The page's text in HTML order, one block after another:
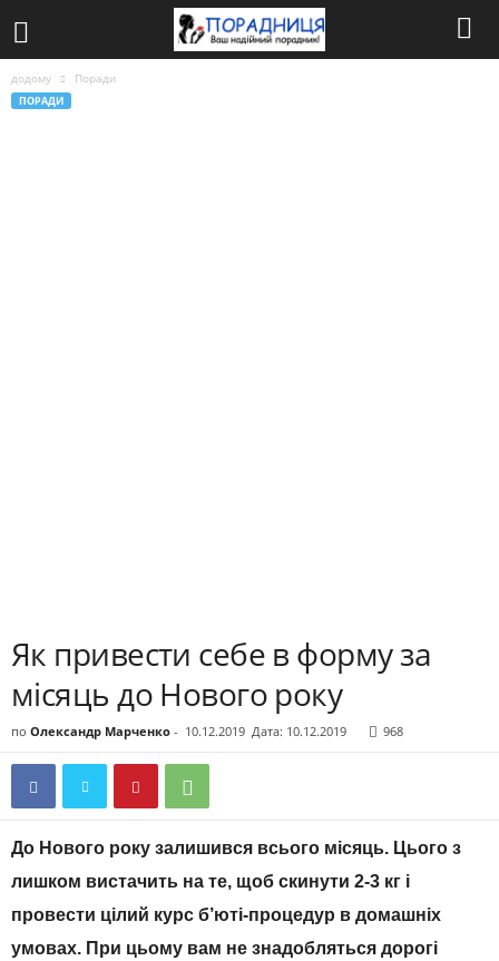
додому Поради
ПОРАДИ
Як привести себе в форму за
місяць до Нового року
по Олександр Марченко - 10.12.2019 Дата: 10.12.2019 968
До Нового року залишився всього місяць. Цього з
лишком вистачить на те, щоб скинути 2-3 кг і
провести цілий курс б’юті-процедур в домашніх
умовах. При цьому вам не знадобляться дорогі